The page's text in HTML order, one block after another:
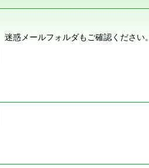
惑メールフォルダもご確認ください。